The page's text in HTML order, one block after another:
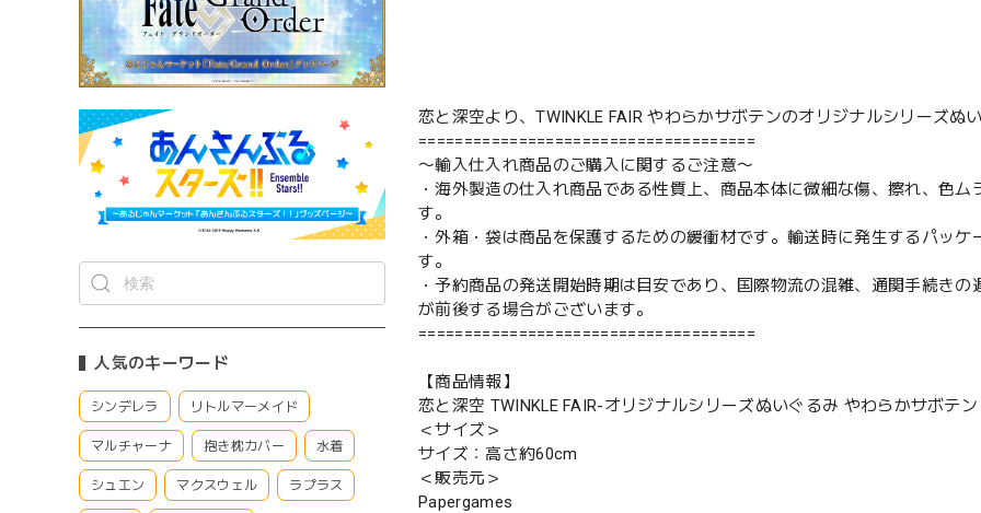
人気のキーワード
シンデレラ リトルマーメイド
マルチャーナ 抱き枕カバー 水着
シュエン マクスウェル ラプラス
恋と深空より、TWINKLE FAIR やわらかサボテンのオリジナルシリーズぬ
=====================================
〜輸入仕入れ商品のご購入に関するご注意〜
・海外製造の仕入れ商品である性質上、商品本体に微細な傷、擦れ、色
す。
・外箱・袋は商品を保護するための緩衝材です。輸送時に発生するパッ
す。
・予約商品の発送開始時期は目安であり、国際物流の混雑、通関手続き
が前後する場合がございます。
=====================================
【商品情報】
恋と深空 TWINKLE FAIR-オリジナルシリーズぬいぐるみ やわらかサボテ
＜サイズ＞
サイズ：高さ約60cm
＜販売元＞
Papergames